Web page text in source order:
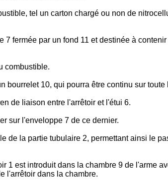
tel un carton chargé ou non de
7 fermée par un fond 11 et destinée à
combustible.
bourrelet 10, qui pourra être continu sur
de liaison entre l'arrêtoir et l'étui 6.
sur l'enveloppe 7 de ce dernier.
de la partie tubulaire 2, permettant ainsi le
1 est introduit dans la chambre 9 de l'arme
l'arrêtoir dans la chambre.